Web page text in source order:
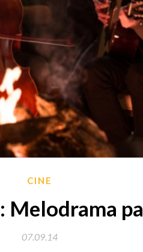
CINE
Melodrama
07.09.14